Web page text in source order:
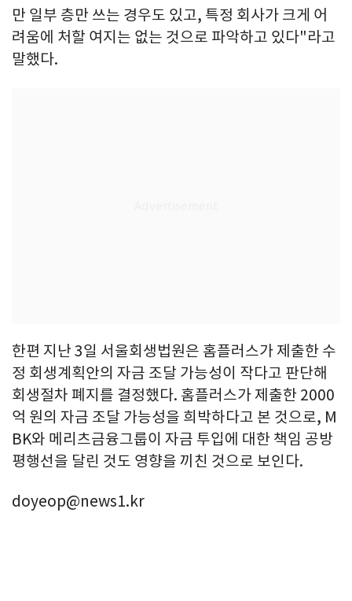
만 일부 층만 쓰는 경우도 있고, 특정 회사가 크게 어
려움에 처할 여지는 없는 것으로 파악하고 있다"라고
말했다.
한편 지난 3일 서울회생법원은 홈플러스가 제출한 수
정 회생계획안의 자금 조달 가능성이 작다고 판단해
회생절차 폐지를 결정했다. 홈플러스가 제출한 2000
억 원의 자금 조달 가능성을 희박하다고 본 것으로, M
BK와 메리츠금융그룹이 자금 투입에 대한 책임 공방
평행선을 달린 것도 영향을 끼친 것으로 보인다.
doyeop@news1.kr